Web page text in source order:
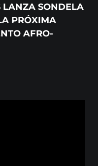
LANZA SONDELA
PRÓXIMA
AFRO-